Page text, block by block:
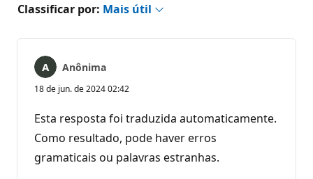
Classificar por: Mais útil
Anônima
18 de jun. de 2024 02:42
Esta resposta foi traduzida automaticamente.
Como resultado, pode haver erros
gramaticais ou palavras estranhas.